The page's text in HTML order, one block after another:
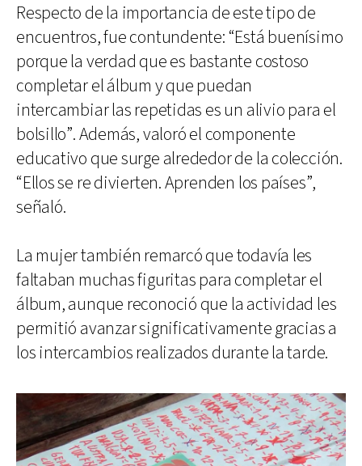
Respecto de la importancia de este tipo de
encuentros, fue contundente: “Está buenísimo
porque la verdad que es bastante costoso
completar el álbum y que puedan
intercambiar las repetidas es un alivio para el
bolsillo”. Además, valoró el componente
educativo que surge alrededor de la colección.
“Ellos se re divierten. Aprenden los países”,
señaló.
La mujer también remarcó que todavía les
faltaban muchas figuritas para completar el
álbum, aunque reconoció que la actividad les
permitió avanzar significativamente gracias a
los intercambios realizados durante la tarde.